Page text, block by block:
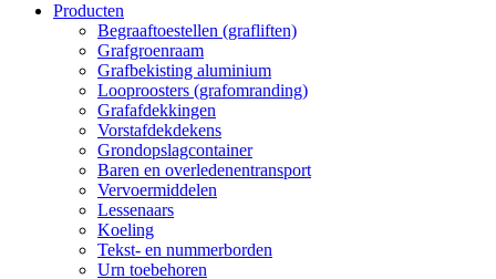
Producten
Begraaftoestellen (grafliften)
Grafgroenraam
Grafbekisting aluminium
Looproosters (grafomranding)
Grafafdekkingen
Vorstafdekdekens
Grondopslagcontainer
Baren en overledenentransport
Vervoermiddelen
Lessenaars
Koeling
Tekst- en nummerborden
Urn toebehoren